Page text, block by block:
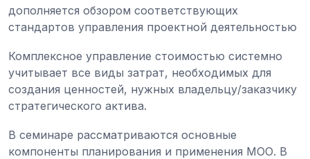
дополняется обзором соответствующих
стандартов управления проектной деятельностью
Комплексное управление стоимостью системно
учитывает все виды затрат, необходимых для
создания ценностей, нужных владельцу/заказчику
стратегического актива.
В семинаре рассматриваются основные
компоненты планирования и применения МОО. В